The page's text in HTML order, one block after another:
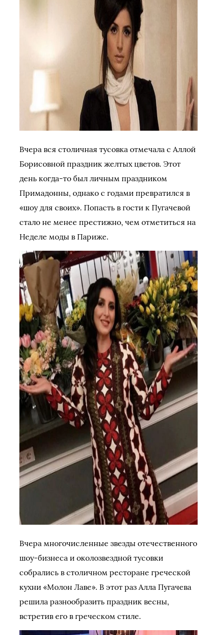
Вчера вся столичная тусовка отмечала с Аллой
Борисовной праздник желтых цветов. Этот
день когда-то был личным праздником
Примадонны, однако с годами превратился в
«шоу для своих». Попасть в гости к Пугачевой
стало не менее престижно, чем отметиться на
Неделе моды в Париже.
Вчера многочисленные звезды отечественного
шоу-бизнеса и околозвездной тусовки
собрались в столичном ресторане греческой
кухни «Молон Лаве». В этот раз Алла Пугачева
решила разнообразить праздник весны,
встретив его в греческом стиле.